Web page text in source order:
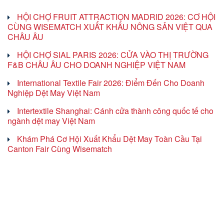
HỘI CHỢ FRUIT ATTRACTION MADRID 2026: CƠ HỘI
CÙNG WISEMATCH XUẤT KHẨU NÔNG SẢN VIỆT QUA
CHÂU ÂU
HỘI CHỢ SIAL PARIS 2026: CỬA VÀO THỊ TRƯỜNG
F&B CHÂU ÂU CHO DOANH NGHIỆP VIỆT NAM
International Textile Fair 2026: Điểm Đến Cho Doanh
Nghiệp Dệt May Việt Nam
Intertextile Shanghai: Cánh cửa thành công quốc tế cho
ngành dệt may Việt Nam
Khám Phá Cơ Hội Xuất Khẩu Dệt May Toàn Cầu Tại
Canton Fair Cùng Wisematch